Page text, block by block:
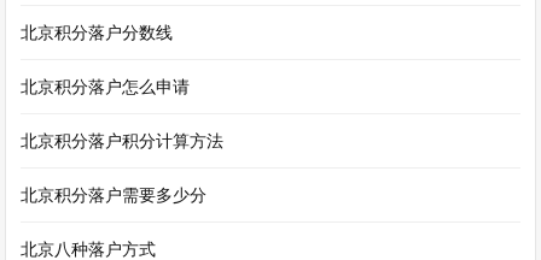
北京积分落户分数线
北京积分落户怎么申请
北京积分落户积分计算方法
北京积分落户需要多少分
北京八种落户方式